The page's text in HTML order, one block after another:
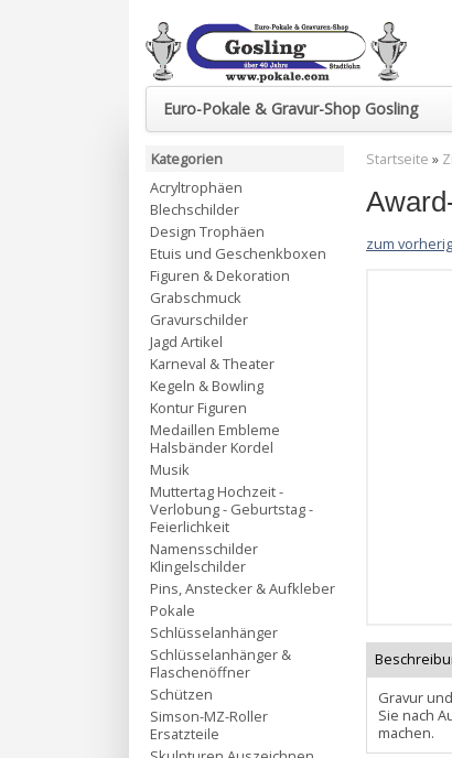
Euro-Pokale & Gravur-Shop Gosling
Startseite »
zum
Gravur
Sie nach
machen.
Kategorien
Acryltrophäen
Blechschilder
Design Trophäen
Etuis und Geschenkboxen
Figuren & Dekoration
Grabschmuck
Gravurschilder
Jagd Artikel
Karneval & Theater
Kegeln & Bowling
Kontur Figuren
Medaillen Embleme
Halsbänder Kordel
Musik
Muttertag Hochzeit -
Verlobung - Geburtstag -
Feierlichkeit
Namensschilder
Klingelschilder
Pins, Anstecker & Aufkleber
Pokale
Schlüsselanhänger
Schlüsselanhänger &
Flaschenöffner
Schützen
Simson-MZ-Roller
Ersatzteile